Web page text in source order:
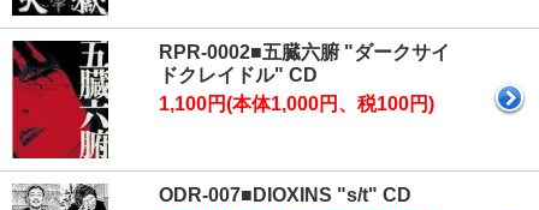
RPR-0002■五臓六腑 "ダークサイ
ドクレイドル" CD
1,100円(本体1,000円、税100円)
ODR-007■DIOXINS "s/t" CD